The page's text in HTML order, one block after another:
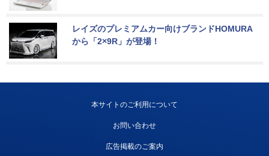
レイズのプレミアムカー向けブランドHOMURA
から「2×9R」が登場！
本サイトのご利用について
お問い合わせ
広告掲載のご案内